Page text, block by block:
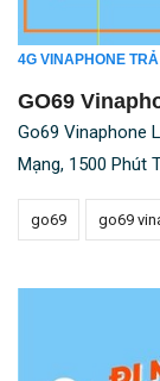
4G VINAPHONE
GO69
Go69 Vinaphone
Mạng, 1500 Phút
go69 go69